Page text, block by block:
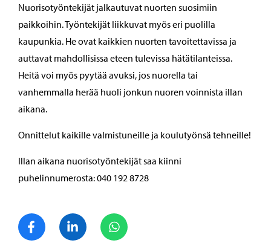
Nuorisotyöntekijät jalkautuvat nuorten suosimiin
paikkoihin. Työntekijät liikkuvat myös eri puolilla
kaupunkia. He ovat kaikkien nuorten tavoitettavissa ja
auttavat mahdollisissa eteen tulevissa hätätilanteissa.
Heitä voi myös pyytää avuksi, jos nuorella tai
vanhemmalla herää huoli jonkun nuoren voinnista illan
aikana.
Onnittelut kaikille valmistuneille ja koulutyönsä tehneille!
Illan aikana nuorisotyöntekijät saa kiinni
puhelinnumerosta: 040 192 8728
Jaa FacebookJaa LinkedIn